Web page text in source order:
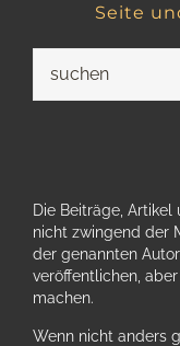
Seite
Die Beiträge,
nicht zwingend der
der genannten
veröffentlichen,
machen.
Wenn nicht anders